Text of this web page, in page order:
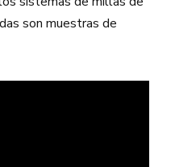
son muestras de